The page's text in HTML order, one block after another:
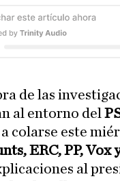
de las
al entorno del
colarse este
ERC, PP, Vox
al